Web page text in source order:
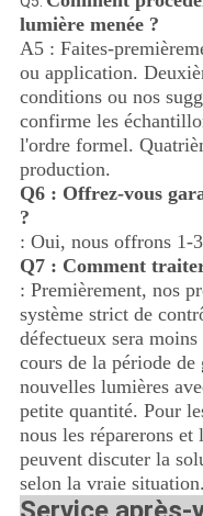
lumière menée ?
A5 : Faites-
ou application.
conditions ou nos
confirme les
l'ordre formel.
production.
Q6 : Offrez-vous
?
: Oui, nous offrons 1-
Q7 : Comment
: Premièrement, nos
système strict de
défectueux sera
cours de la période de
nouvelles lumières
petite quantité. Pour
nous les réparerons et
peuvent discuter la
selon la vraie situation.